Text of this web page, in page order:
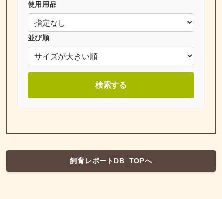
使用用品
並び順
検索する
飼育レポートDB_TOPへ